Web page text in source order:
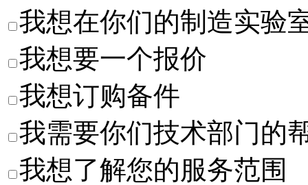
我想在你们的制造实验
我想要一个报价
我想订购备件
我需要你们技术部门的
我想了解您的服务范围